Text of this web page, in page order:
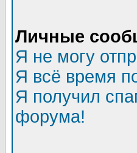
Личные
Я не могу
Я всё время
Я получил
форума!